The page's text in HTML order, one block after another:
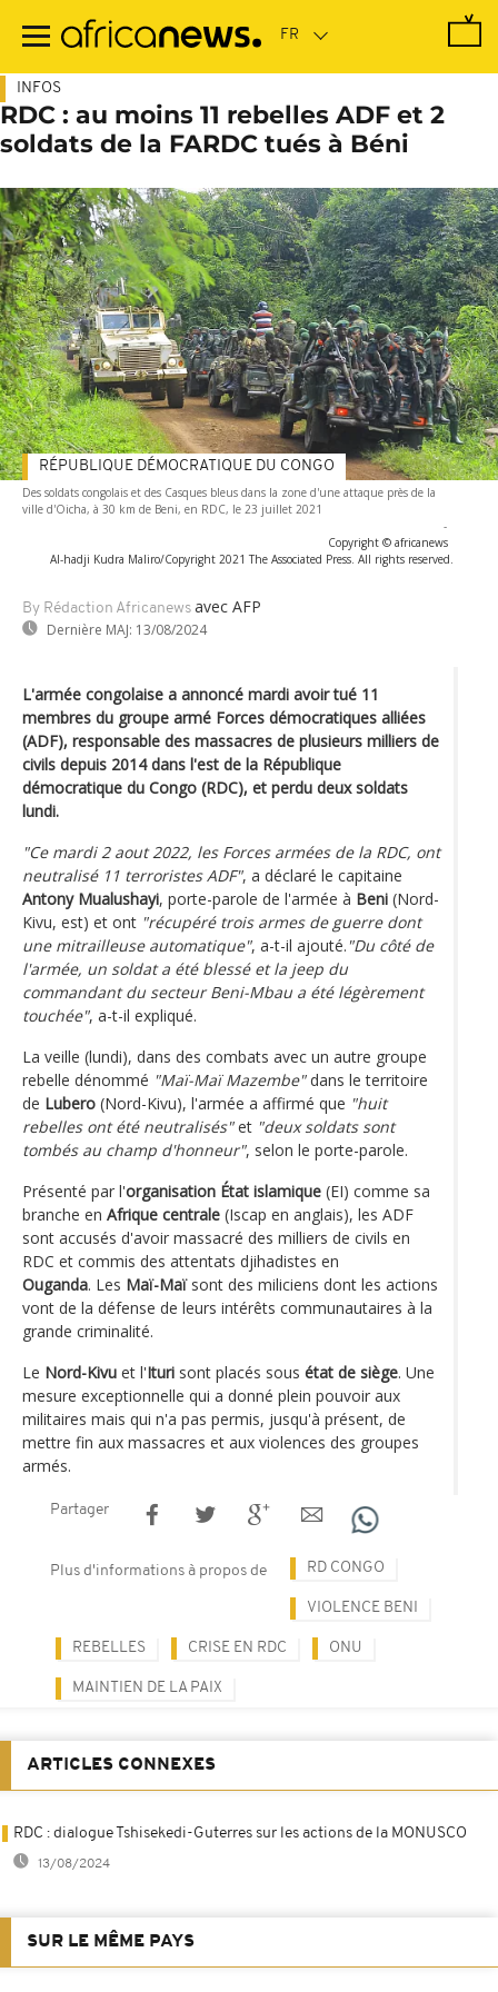
contenu
INFOS
RDC : au moins 11 rebelles ADF et 2
soldats de la FARDC tués à Béni
Des soldats congolais et des Casques bleus dans la zone d'une attaque près de la
ville d'Oicha, à 30 km de Beni, en RDC, le 23 juillet 2021
-
Copyright © africanews
Al-hadji Kudra Maliro/Copyright 2021 The Associated Press. All rights reserved.
By Rédaction Africanews avec AFP
Dernière MAJ: 13/08/2024
RÉPUBLIQUE DÉMOCRATIQUE DU CONGO
L'armée congolaise a annoncé mardi avoir tué 11
membres du groupe armé Forces démocratiques alliées
(ADF), responsable des massacres de plusieurs milliers de
civils depuis 2014 dans l'est de la République
démocratique du Congo (RDC), et perdu deux soldats
lundi.
"Ce mardi 2 aout 2022, les Forces armées de la RDC, ont
neutralisé 11 terroristes ADF", a déclaré le capitaine
Antony Mualushayi, porte-parole de l'armée à Beni (Nord-
Kivu, est) et ont "récupéré trois armes de guerre dont
une mitrailleuse automatique", a-t-il ajouté. "Du côté de
l'armée, un soldat a été blessé et la jeep du
commandant du secteur Beni-Mbau a été légèrement
touchée", a-t-il expliqué.
La veille (lundi), dans des combats avec un autre groupe
rebelle dénommé "Maï-Maï Mazembe"dans le territoire
de Lubero (Nord-Kivu), l'armée a affirmé que "huit
rebelles ont été neutralisés"et "deux soldats sont
tombés au champ d'honneur", selon le porte-parole.
Présenté par l'organisation État islamique (EI) comme sa
branche en Afrique centrale (Iscap en anglais), les ADF
sont accusés d'avoir massacré des milliers de civils en
RDC et commis des attentats djihadistes en
Ouganda. Les Maï-Maïsont des miliciens dont les actions
vont de la défense de leurs intérêts communautaires à la
grande criminalité.
Le Nord-Kivu et l'Ituri sont placés sous état de siège. Une
mesure exceptionnelle qui a donné plein pouvoir aux
militaires mais qui n'a pas permis, jusqu'à présent, de
mettre fin aux massacres et aux violences des groupes
armés.
Partager
Plus d'informations à propos de RD CONGO
VIOLENCE BENI
REBELLES CRISE EN RDC ONU
MAINTIEN DE LA PAIX
ARTICLES CONNEXES
RDC : dialogue Tshisekedi-Guterres sur les actions de la MONUSCO
13/08/2024
SUR LE MÊME PAYS